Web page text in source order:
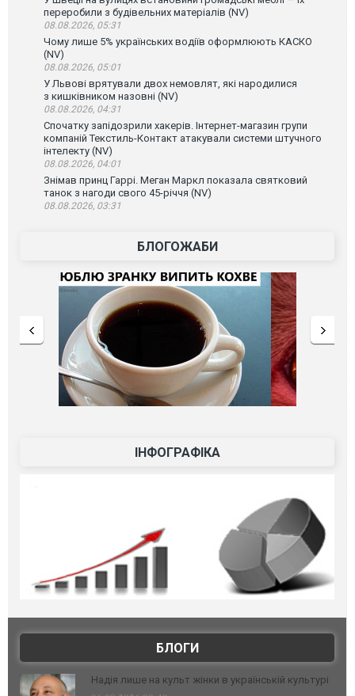
переробили з будівельних матеріалів (NV)
08.08.2026, 05:31
Чому лише 5% українських водіїв оформлюють КАСКО
(NV)
08.08.2026, 05:01
У Львові врятували двох немовлят, які народилися
з кишківником назовні (NV)
08.08.2026, 04:31
Спочатку запідозрили хакерів. Інтернет-магазин групи
компаній Текстиль-Контакт атакували системи штучного
інтелекту (NV)
08.08.2026, 04:01
Знімав принц Гаррі. Меган Маркл показала святковий
танок з нагоди свого 45-річчя (NV)
08.08.2026, 03:31
БЛОГОЖАБИ
ІНФОГРАФІКА
БЛОГИ
Надія лише на культ жінки в українській культурі